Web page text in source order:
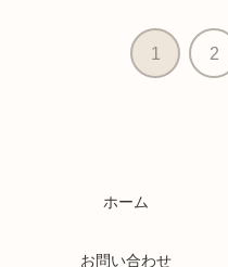
1 2
ホーム
お問い合わせ